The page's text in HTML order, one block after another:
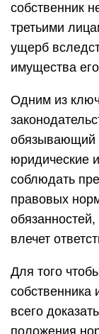
собственник
третьими
ущерб
имущества
Одним из
обязывающий
юридические
соблюдать
правовых
влечет
Для того
всего
положения